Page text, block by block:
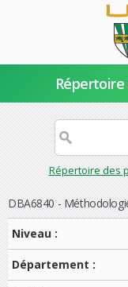
Répertoire des
DBA6840 -
Niveau :
Département :